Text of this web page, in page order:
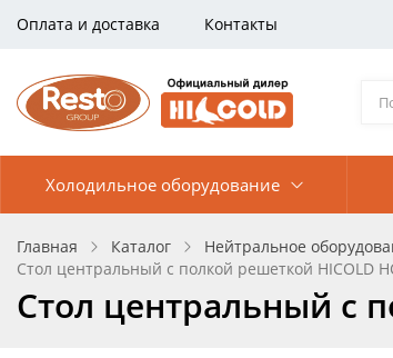
Оплата и доставка Контакты
Холодильное оборудование
Главная Каталог Нейтральное
Стол центральный с полкой решеткой HICOLD
Стол центральный с